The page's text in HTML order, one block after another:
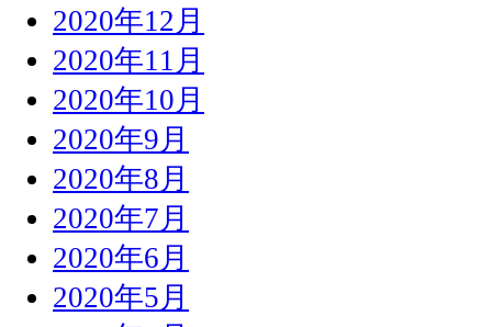
2020年12月
2020年11月
2020年10月
2020年9月
2020年8月
2020年7月
2020年6月
2020年5月